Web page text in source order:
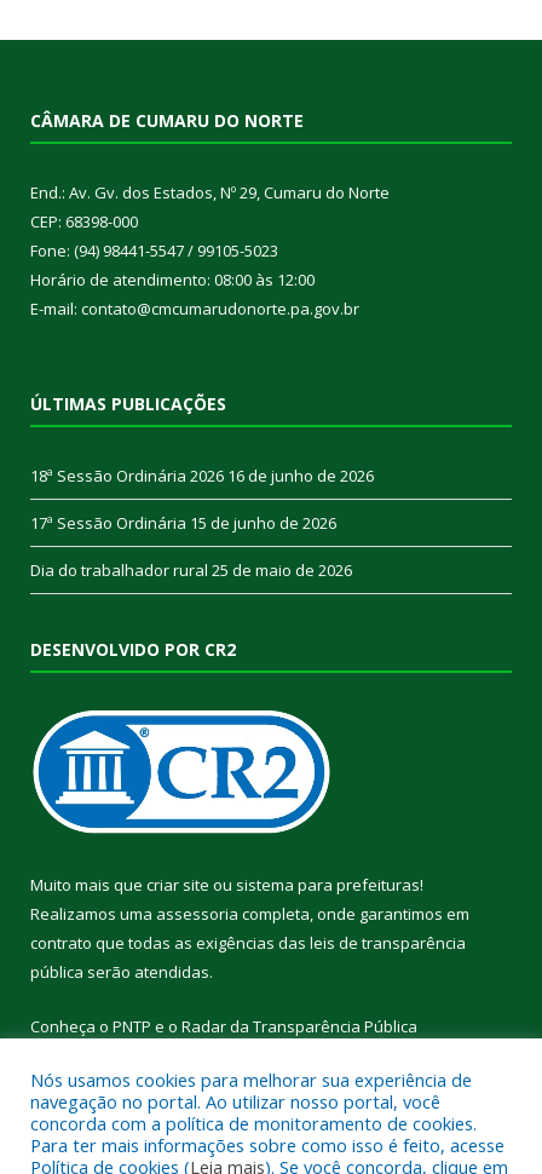
CÂMARA DE CUMARU DO NORTE
End.: Av. Gv. dos Estados, Nº 29, Cumaru do Norte
CEP: 68398-000
Fone: (94) 98441-5547 / 99105-5023
Horário de atendimento: 08:00 às 12:00
E-mail: contato@cmcumarudonorte.pa.gov.br
ÚLTIMAS PUBLICAÇÕES
18ª Sessão Ordinária 2026 16 de junho de 2026
17ª Sessão Ordinária 15 de junho de 2026
Dia do trabalhador rural 25 de maio de 2026
DESENVOLVIDO POR CR2
Muito mais que criar site ou sistema para prefeituras!
Realizamos uma assessoria completa, onde garantimos em
contrato que todas as exigências das leis de transparência
pública serão atendidas.
Conheça o PNTP e o Radar da Transparência Pública
Todos os direitos reservados a Câmara Municipal de Cumaru do
Nós usamos cookies para melhorar sua experiência de
navegação no portal. Ao utilizar nosso portal, você
concorda com a política de monitoramento de cookies.
Para ter mais informações sobre como isso é feito, acesse
Política de cookies (Leia mais). Se você concorda, clique em